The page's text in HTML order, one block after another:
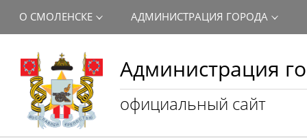
Администрация
официальный сайт
О СМОЛЕНСКЕ АДМИНИСТРАЦИЯ ГОРОДА